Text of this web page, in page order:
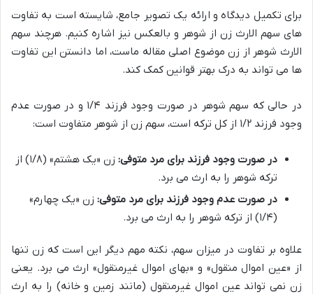
برای تکمیل دیدگاه و ارائه یک تصویر جامع، شایسته است به تفاوت
های سهم الارث زن از شوهر و بالعکس نیز اشاره کنیم. هرچند سهم
الارث شوهر از زن موضوع اصلی مقاله ماست، اما دانستن این تفاوت
ها می تواند به درک بهتر قوانین کمک کند.
در حالی که سهم شوهر در صورت وجود فرزند ۱/۴ و در صورت عدم
وجود فرزند ۱/۲ از کل ترکه است، سهم زن از شوهر متفاوت است:
در صورت وجود فرزند برای مرد متوفی:
زن «یک هشتم» (۱/۸) از
ترکه شوهر را به ارث می برد.
در صورت عدم وجود فرزند برای مرد متوفی: زن «یک چهارم»
(۱/۴) از ترکه شوهر را به ارث می برد.
علاوه بر تفاوت در میزان سهم، نکته مهم دیگر این است که زن تنها
از «عین اموال منقول» و «بهای اموال غیرمنقول» ارث می برد. یعنی
زن نمی تواند عین اموال غیرمنقول (مانند زمین و خانه) را به ارث